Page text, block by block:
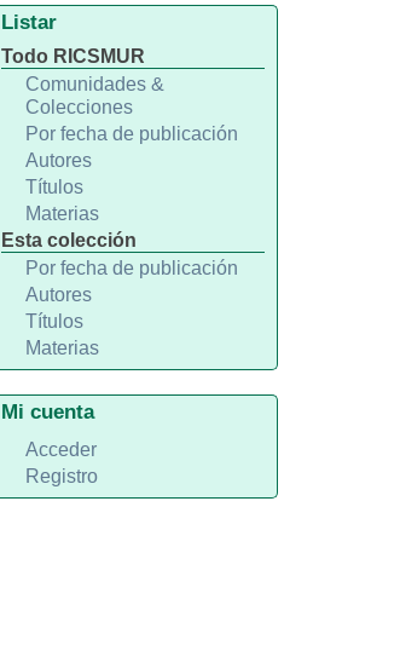
Listar
Todo RICSMUR
Comunidades &
Colecciones
Por fecha de publicación
Autores
Títulos
Materias
Esta colección
Por fecha de publicación
Autores
Títulos
Materias
Mi cuenta
Acceder
Registro